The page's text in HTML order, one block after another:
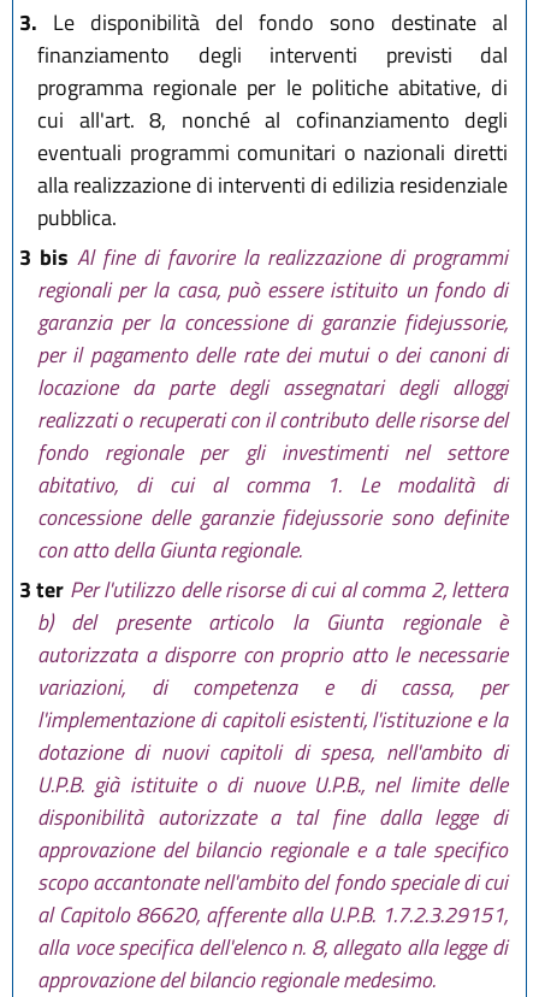
3. Le disponibilità del fondo sono destinate al
finanziamento degli interventi previsti dal
programma regionale per le politiche abitative, di
cui all'art. 8, nonché al cofinanziamento degli
eventuali programmi comunitari o nazionali diretti
alla realizzazione di interventi di edilizia residenziale
pubblica.
3 bis Al fine di favorire la realizzazione di programmi
regionali per la casa, può essere istituito un fondo di
garanzia per la concessione di garanzie fidejussorie,
per il pagamento delle rate dei mutui o dei canoni di
locazione da parte degli assegnatari degli alloggi
realizzati o recuperati con il contributo delle risorse del
fondo regionale per gli investimenti nel settore
abitativo, di cui al comma 1. Le modalità di
concessione delle garanzie fidejussorie sono definite
con atto della Giunta regionale.
3 ter Per l'utilizzo delle risorse di cui al comma 2, lettera
b) del presente articolo la Giunta regionale è
autorizzata a disporre con proprio atto le necessarie
variazioni, di competenza e di cassa, per
l'implementazione di capitoli esistenti, l'istituzione e la
dotazione di nuovi capitoli di spesa, nell'ambito di
U.P.B. già istituite o di nuove U.P.B., nel limite delle
disponibilità autorizzate a tal fine dalla legge di
approvazione del bilancio regionale e a tale specifico
scopo accantonate nell'ambito del fondo speciale di cui
al Capitolo 86620, afferente alla U.P.B. 1.7.2.3.29151,
alla voce specifica dell'elenco n. 8, allegato alla legge di
approvazione del bilancio regionale medesimo.